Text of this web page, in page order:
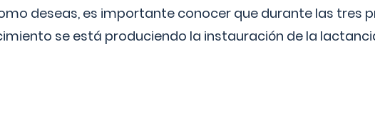
deseas, es importante conocer que durante las tres
se está produciendo la instauración de la